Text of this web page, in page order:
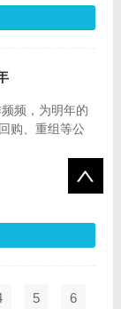
频，为明年的
购、重组等公
5 6